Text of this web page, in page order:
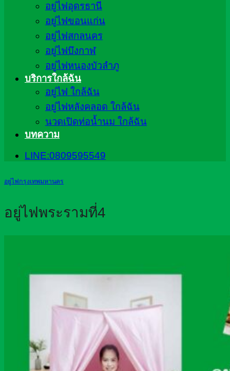
อยู่ไฟอุดรธานี
อยู่ไฟขอนแก่น
อยู่ไฟสกลนคร
อยู่ไฟบึงกาฬ
อยู่ไฟหนองบัวลำภู
บริการใกล้ฉัน
อยู่ไฟ ใกล้ฉัน
อยู่ไฟหลังคลอด ใกล้ฉัน
นวดเปิดท่อน้ำนม ใกล้ฉัน
บทความ
LINE:0809595549
อยู่ไฟกรุงเทพมหานคร
อยู่ไฟพระรามที่4